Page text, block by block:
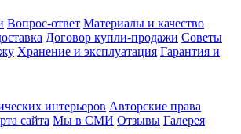
Вопрос-ответ Материалы и качество
Договор купли-продажи Советы
Хранение и эксплуатация Гарантия и
интерьеров Авторские права
сайта Мы в СМИ Отзывы Галерея